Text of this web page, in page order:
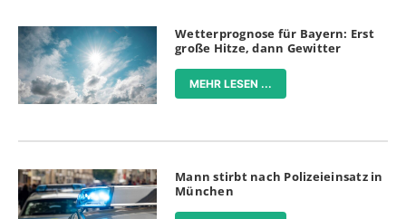
Wetterprognose für Bayern: Erst
große Hitze, dann Gewitter
MEHR LESEN ...
Mann stirbt nach Polizeieinsatz in
München